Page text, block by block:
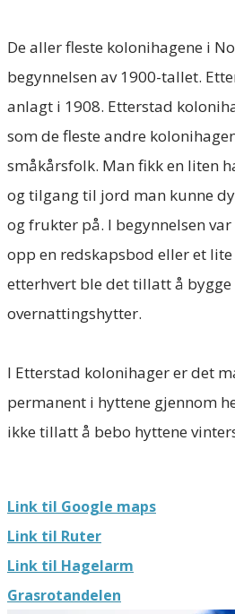
De aller fleste kolonihagene i
begynnelsen av 1900-tallet.
anlagt i 1908. Etterstad
som de fleste andre
småkårsfolk. Man fikk en liten
og tilgang til jord man kunne
og frukter på. I begynnelsen
opp en redskapsbod eller et
etterhvert ble det tillatt å bygge
overnattingshytter.
I Etterstad kolonihager er det
permanent i hyttene gjennom
ikke tillatt å bebo hyttene
Link til Google maps
Link til Ruter
Link til Hagelarm
Grasrotandelen